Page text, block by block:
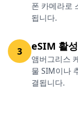
폰 카메라로
됩니다.
3 eSIM 활
앰버그리스
물 SIM이나
결됩니다.